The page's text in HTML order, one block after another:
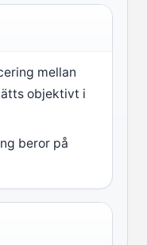
mellan
objektivt i
beror på